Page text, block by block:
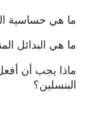
ما هي حساسية
ما هي البدائل
ماذا يجب أن
البنسلين؟